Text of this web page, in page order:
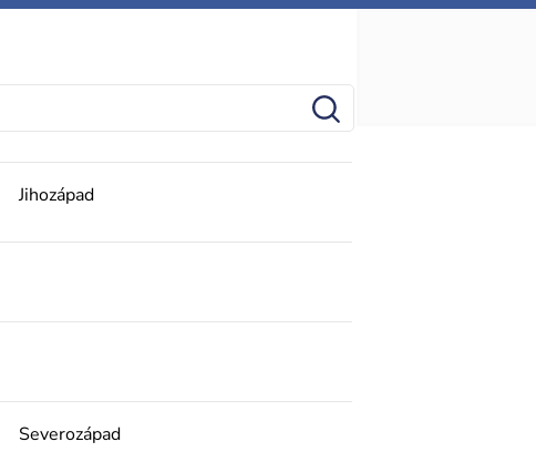
Jihozápad
Severozápad